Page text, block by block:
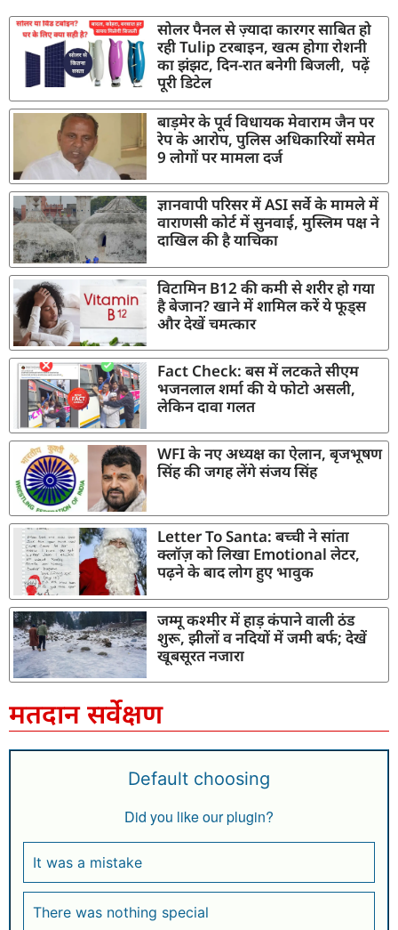
सोलर पैनल से ज़्यादा कारगर साबित हो
रही Tulip टरबाइन, खत्म होगा रोशनी
का झंझट, दिन-रात बनेगी बिजली, पढ़ें
पूरी डिटेल
बाड़मेर के पूर्व विधायक मेवाराम जैन पर
रेप के आरोप, पुलिस अधिकारियों समेत
9 लोगों पर मामला दर्ज
ज्ञानवापी परिसर में ASI सर्वे के मामले में
वाराणसी कोर्ट में सुनवाई, मुस्लिम पक्ष ने
दाखिल की है याचिका
विटामिन B12 की कमी से शरीर हो गया
है बेजान? खाने में शामिल करें ये फूड्स
और देखें चमत्कार
Fact Check: बस में लटकते सीएम
भजनलाल शर्मा की ये फोटो असली,
लेकिन दावा गलत
WFI के नए अध्यक्ष का ऐलान, बृजभूषण
सिंह की जगह लेंगे संजय सिंह
Letter To Santa: बच्ची ने सांता
क्लॉज़ को लिखा Emotional लेटर,
पढ़ने के बाद लोग हुए भावुक
जम्मू कश्मीर में हाड़ कंपाने वाली ठंड
शुरू, झीलों व नदियों में जमी बर्फ; देखें
खूबसूरत नजारा
मतदान सर्वेक्षण
Default choosing
Did you like our plugin?
It was a mistake
There was nothing special